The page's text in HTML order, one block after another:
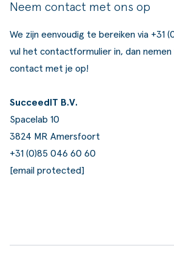
Neem contact met ons op
We zijn eenvoudig te bereiken via +31
vul het contactformulier in, dan nemen
contact met je op!
SucceedIT B.V.
Spacelab 10
3824 MR Amersfoort
+31 (0)85 046 60 60
[email protected]